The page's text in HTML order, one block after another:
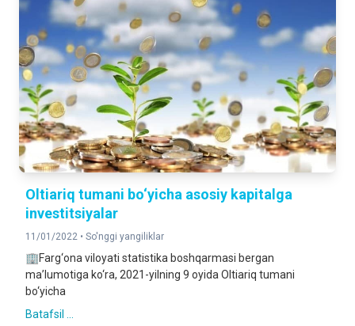
Oltiariq tumani bo‘yicha asosiy kapitalga
investitsiyalar
11/01/2022 • So'nggi yangiliklar
🏢Farg‘ona viloyati statistika boshqarmasi bergan
ma’lumotiga ko‘ra, 2021-yilning 9 oyida Oltiariq tumani
bo‘yicha
Batafsil ...